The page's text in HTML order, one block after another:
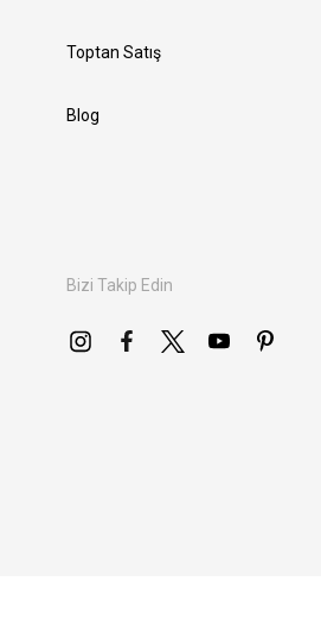
Toptan Satış
Blog
Bizi Takip Edin